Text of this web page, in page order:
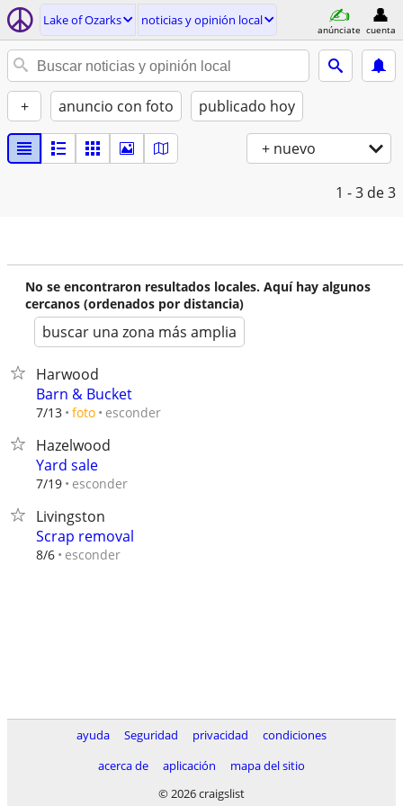
Lake of Ozarks noticias y opinión local
anúnciate cuenta
+ anuncio con foto publicado hoy
+ nuevo
1 - 3 de 3
No se encontraron resultados locales. Aquí hay algunos
cercanos (ordenados por distancia)
buscar una zona más amplia
Harwood
Barn & Bucket
7/13 foto esconder
Hazelwood
Yard sale
7/19 esconder
Livingston
Scrap removal
8/6 esconder
ayuda Seguridad privacidad
condiciones
acerca de
aplicación
mapa del sitio
© 2026 craigslist